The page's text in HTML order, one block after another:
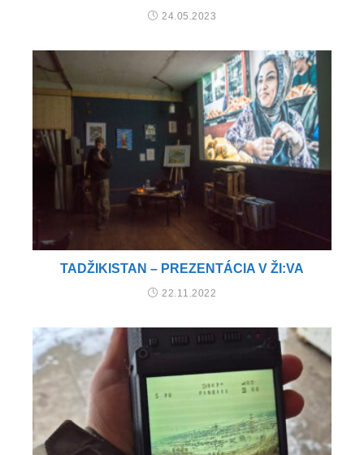
24.05.2023
TADŽIKISTAN – PREZENTÁCIA V ŽI:VA
22.11.2022